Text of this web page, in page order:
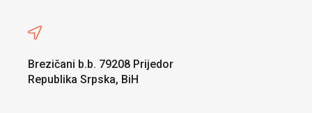
Brezičani b.b. 79208 Prijedor
Republika Srpska, BiH